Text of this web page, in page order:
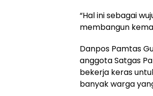
“Hal ini sebagai
membangun
Danpos Pamtas
anggota Satgas
bekerja keras
banyak warga